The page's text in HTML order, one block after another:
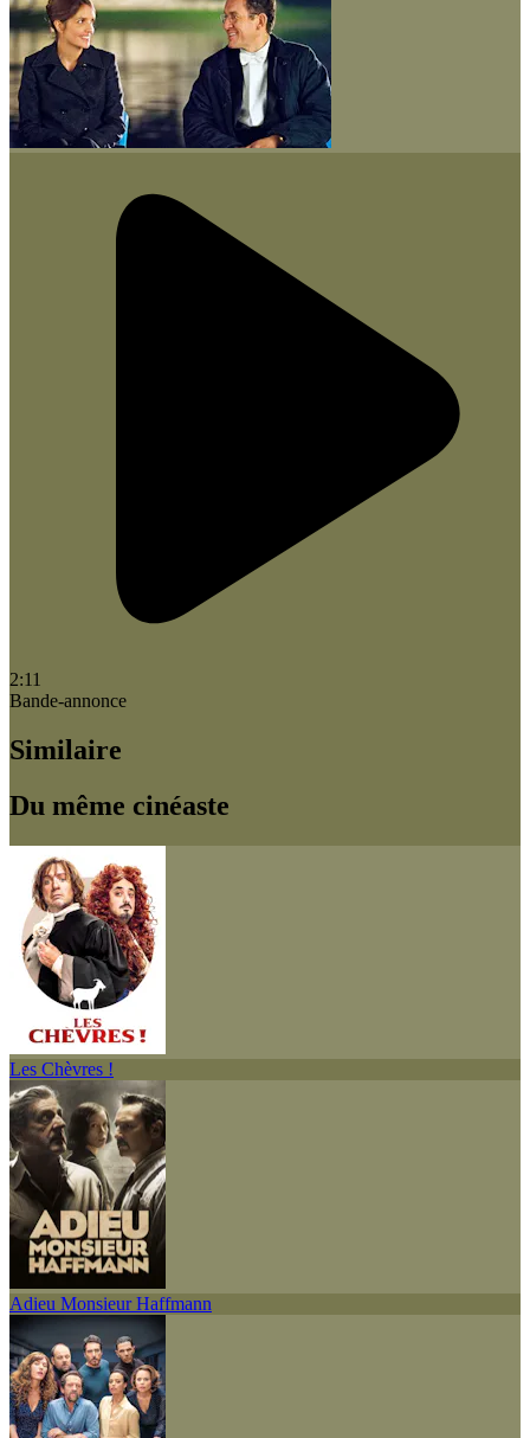
2:11
Bande-annonce
Similaire
Du même cinéaste
Les Chèvres !
Adieu Monsieur Haffmann